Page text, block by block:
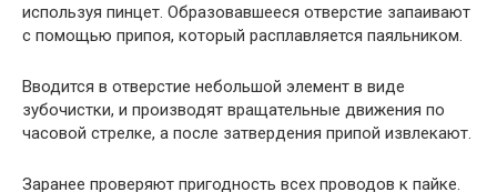
используя пинцет. Образовавшееся отверстие запаивают
с помощью припоя, который расплавляется паяльником.
Вводится в отверстие небольшой элемент в виде
зубочистки, и производят вращательные движения по
часовой стрелке, а после затвердения припой извлекают.
Заранее проверяют пригодность всех проводов к пайке.